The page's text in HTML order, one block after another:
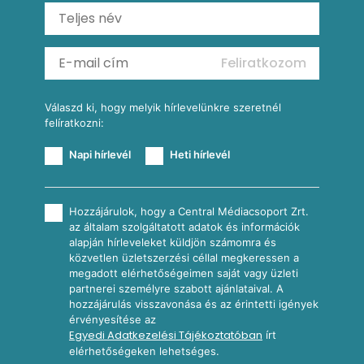
Ratatouille
Almás-kéksajtos kukoricasaláta
Köretek
Reggeli receptek
Feliratkozom
Válaszd ki, hogy melyik hírlevelünkre szeretnél
felíratkozni:
Napi hírlevél Heti hírlevél
Hozzájárulok, hogy a Central Médiacsoport Zrt.
az általam szolgáltatott adatok és információk
alapján hírleveleket küldjön számomra és
közvetlen üzletszerzési céllal megkeressen a
megadott elérhetőségeimen saját vagy üzleti
partnerei személyre szabott ajánlataival. A
hozzájárulás visszavonása és az érintetti igények
érvényesítése az
Egyedi Adatkezelési Tájékoztatóban írt
elérhetőségeken lehetséges.